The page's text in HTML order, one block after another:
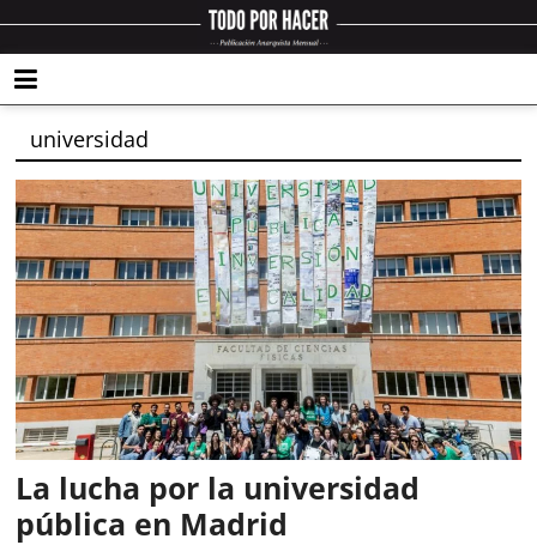
universidad
La lucha por la universidad
pública en Madrid